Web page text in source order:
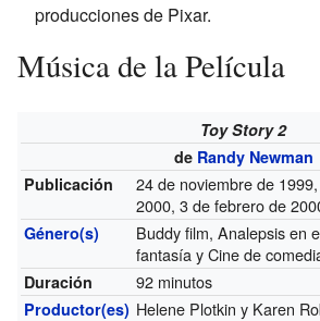
producciones de Pixar.
Música de la Película
Toy Story 2
de Randy Newman
Publicación
24 de noviembre de
2000, 3 de febrero de
Género(s)
Buddy film, Analepsis en
fantasía y Cine de
Duración 92 minutos
Productor(es) Helene Plotkin y Karen